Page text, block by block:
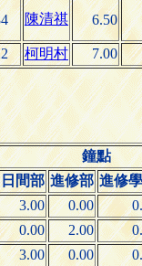
陳清祺 6.50
柯明村 7.00
鐘點
日間部 進修部 進修
3.00 0.00
0.00 2.00
3.00 0.00